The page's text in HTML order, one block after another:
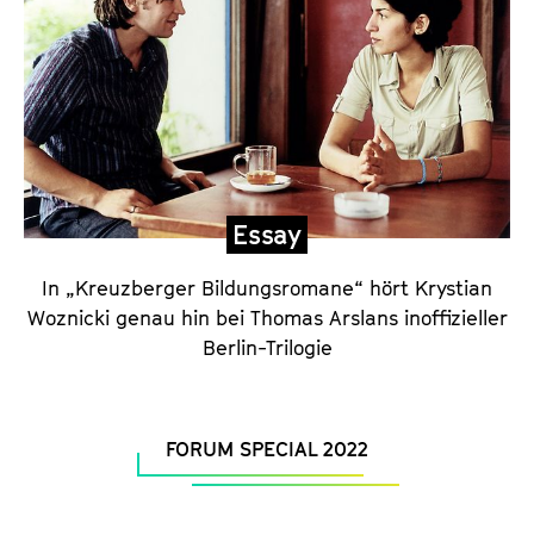
Essay
In „Kreuzberger Bildungsromane“ hört Krystian
Woznicki genau hin bei Thomas Arslans inoffizieller
Berlin-Trilogie
FORUM SPECIAL 2022